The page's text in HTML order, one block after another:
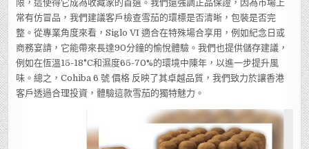
限，這使得它成為收藏家的首選。我們還強調正品保證，因為市場上
常有仿冒品，我們建議客戶檢查雪茄的環標是否清晰，包裝是否完
整。從專業角度來看，Siglo VI 適合在特殊場合享用，例如紀念日或
商務宴請，它能帶來長達90分鐘的愉悅體驗。我們也提供儲存建議，
例如在恆溫15-18°C和濕度65-70%的環境中陳年，以進一步提升風
味。總之，Cohiba 6 號 價格 反映了其卓越品質，我們致力於讓香港
客戶透過合理投資，體驗這款雪茄的獨特魅力。